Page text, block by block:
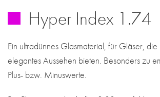
Hyper Index 1.74
Ein ultradünnes Glasmaterial, für Gläser, die
elegantes Aussehen bieten. Besonders zu
Plus- bzw. Minuswerte.